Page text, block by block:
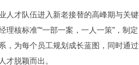
才队伍进入新老接替的高峰期与关键
理核标准”“一部一案，一人一策”，制
，为每个员工规划成长蓝图，同时通
才脱颖而出。